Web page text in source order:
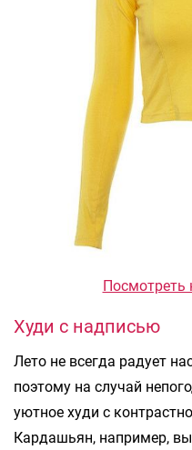
Посмотреть
Худи с надписью
Лето не всегда радует
поэтому на случай
уютное худи с
Кардашьян, например,